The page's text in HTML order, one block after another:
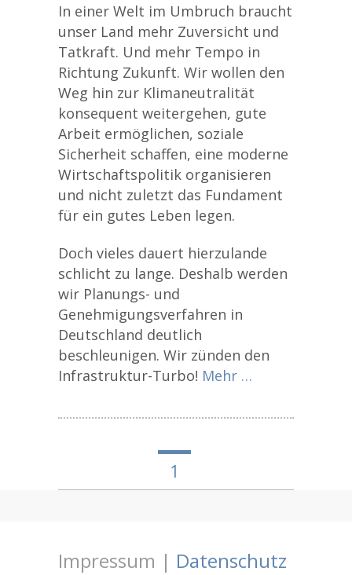
In einer Welt im Umbruch braucht
unser Land mehr Zuversicht und
Tatkraft. Und mehr Tempo in
Richtung Zukunft. Wir wollen den
Weg hin zur Klimaneutralität
konsequent weitergehen, gute
Arbeit ermöglichen, soziale
Sicherheit schaffen, eine moderne
Wirtschaftspolitik organisieren
und nicht zuletzt das Fundament
für ein gutes Leben legen.
Doch vieles dauert hierzulande
schlicht zu lange. Deshalb werden
wir Planungs- und
Genehmigungsverfahren in
Deutschland deutlich
beschleunigen. Wir zünden den
Infrastruktur-Turbo! Mehr …
1
Impressum | Datenschutz